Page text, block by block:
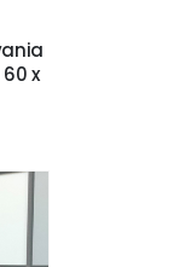
x